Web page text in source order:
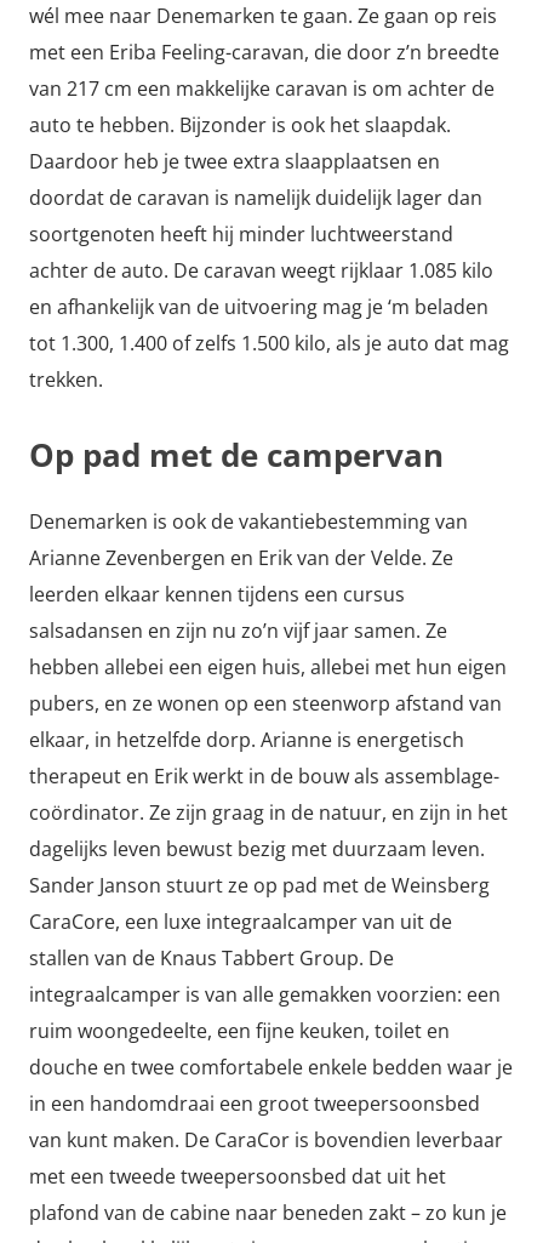
wél mee naar Denemarken te gaan. Ze gaan op reis
met een Eriba Feeling-caravan, die door z’n breedte
van 217 cm een makkelijke caravan is om achter de
auto te hebben. Bijzonder is ook het slaapdak.
Daardoor heb je twee extra slaapplaatsen en
doordat de caravan is namelijk duidelijk lager dan
soortgenoten heeft hij minder luchtweerstand
achter de auto. De caravan weegt rijklaar 1.085 kilo
en afhankelijk van de uitvoering mag je ‘m beladen
tot 1.300, 1.400 of zelfs 1.500 kilo, als je auto dat mag
trekken.
Op pad met de campervan
Denemarken is ook de vakantiebestemming van
Arianne Zevenbergen en Erik van der Velde. Ze
leerden elkaar kennen tijdens een cursus
salsadansen en zijn nu zo’n vijf jaar samen. Ze
hebben allebei een eigen huis, allebei met hun eigen
pubers, en ze wonen op een steenworp afstand van
elkaar, in hetzelfde dorp. Arianne is energetisch
therapeut en Erik werkt in de bouw als assemblage-
coördinator. Ze zijn graag in de natuur, en zijn in het
dagelijks leven bewust bezig met duurzaam leven.
Sander Janson stuurt ze op pad met de Weinsberg
CaraCore, een luxe integraalcamper van uit de
stallen van de Knaus Tabbert Group. De
integraalcamper is van alle gemakken voorzien: een
ruim woongedeelte, een fijne keuken, toilet en
douche en twee comfortabele enkele bedden waar je
in een handomdraai een groot tweepersoonsbed
van kunt maken. De CaraCor is bovendien leverbaar
met een tweede tweepersoonsbed dat uit het
plafond van de cabine naar beneden zakt – zo kun je